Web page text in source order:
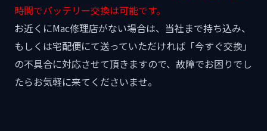
時間でバッテリー交換は可能です。
お近くにMac修理店がない場合は、当社まで持ち込み、
もしくは宅配便にて送っていただければ「今すぐ交換」
の不具合に対応させて頂きますので、故障でお困りでし
たらお気軽に来てくださいませ。